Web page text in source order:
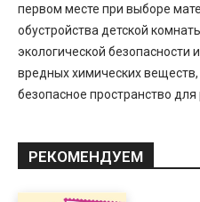
первом месте при выборе
обустройства детской
экологической безопасности
вредных химических
безопасное пространство для
РЕКОМЕНДУЕМ